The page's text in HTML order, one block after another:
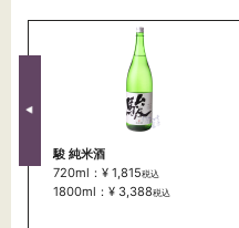
駿 純米酒
720ml：¥ 1,815税込
1800ml：¥ 3,388税込